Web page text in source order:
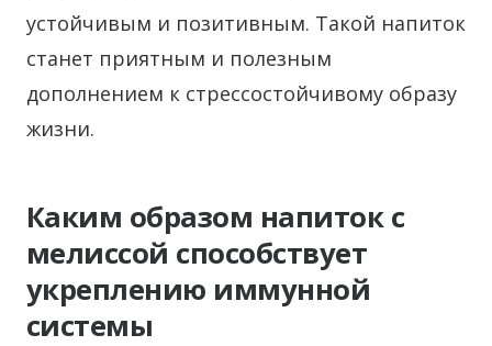
устойчивым и позитивным. Такой напиток
станет приятным и полезным
дополнением к стрессостойчивому образу
жизни.
Каким образом напиток с
мелиссой способствует
укреплению иммунной
системы